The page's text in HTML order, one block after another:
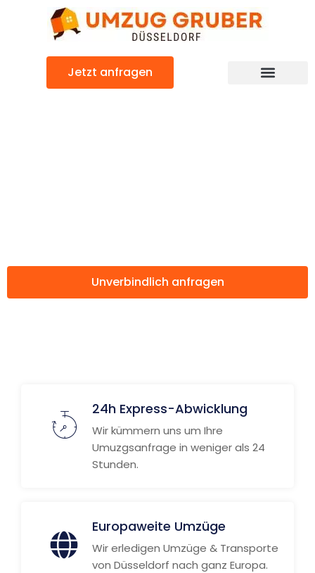
Jetzt anfragen
Unverbindlich anfragen
24h Express-Abwicklung
Wir kümmern uns um Ihre
Umuzgsanfrage in weniger als 24
Stunden.
Europaweite Umzüge
Wir erledigen Umzüge & Transporte
von Düsseldorf nach ganz Europa.